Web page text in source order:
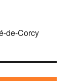
de-Corcy